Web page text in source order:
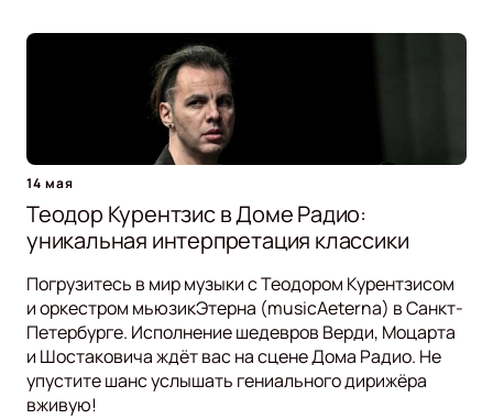
14 мая
Теодор Курентзис в Доме Радио:
уникальная интерпретация классики
Погрузитесь в мир музыки с Теодором Курентзисом
и оркестром мьюзикЭтерна (musicAeterna) в Санкт-
Петербурге. Исполнение шедевров Верди, Моцарта
и Шостаковича ждёт вас на сцене Дома Радио. Не
упустите шанс услышать гениального дирижёра
вживую!